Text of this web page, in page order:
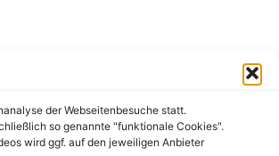
der Webseitenbesuche statt.
so genannte "funktionale Cookies".
wird ggf. auf den jeweiligen Anbieter